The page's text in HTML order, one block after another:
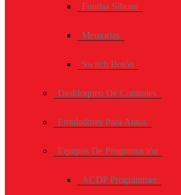
Fundas Silicon
Memorias
Switch Botón
Desbloqueo De Controles
Emuladores Para Autos
Equipos De Programación
ACDP Programmer